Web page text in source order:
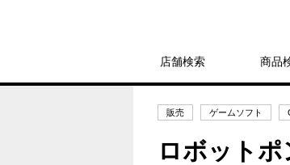
店舗検索 商品
販売 ゲームソフト
ロボット